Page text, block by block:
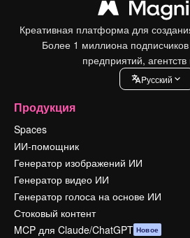
Креативная платформа для
Более 1 миллиона
предприятий, агентств
Pусский
Продукция
Spaces
ИИ-помощник
Генератор изображений ИИ
Генератор видео ИИ
Генератор голоса на основе ИИ
Стоковый контент
MCP для Claude/ChatGPT Новое